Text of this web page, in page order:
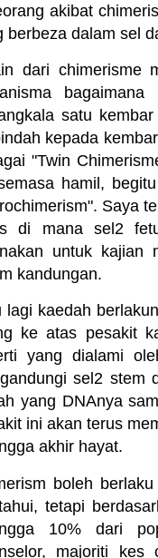
akibat
berbeza dalam sel
dari chimerisme
satu
kepada
"Twin
hamil,
Saya
di mana sel2
untuk kajian
kandungan.
lagi kaedah
ke atas pesakit
yang dialami
sel2 stem
yang DNAnya
ini akan terus
akhir hayat.
boleh
tetapi
10% dari
majoriti